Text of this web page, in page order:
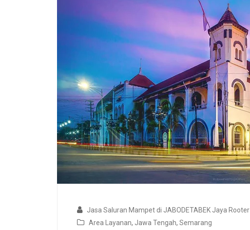
Jasa Saluran Mampet di JABODETABEK Jaya Rooter
Area Layanan, Jawa Tengah, Semarang